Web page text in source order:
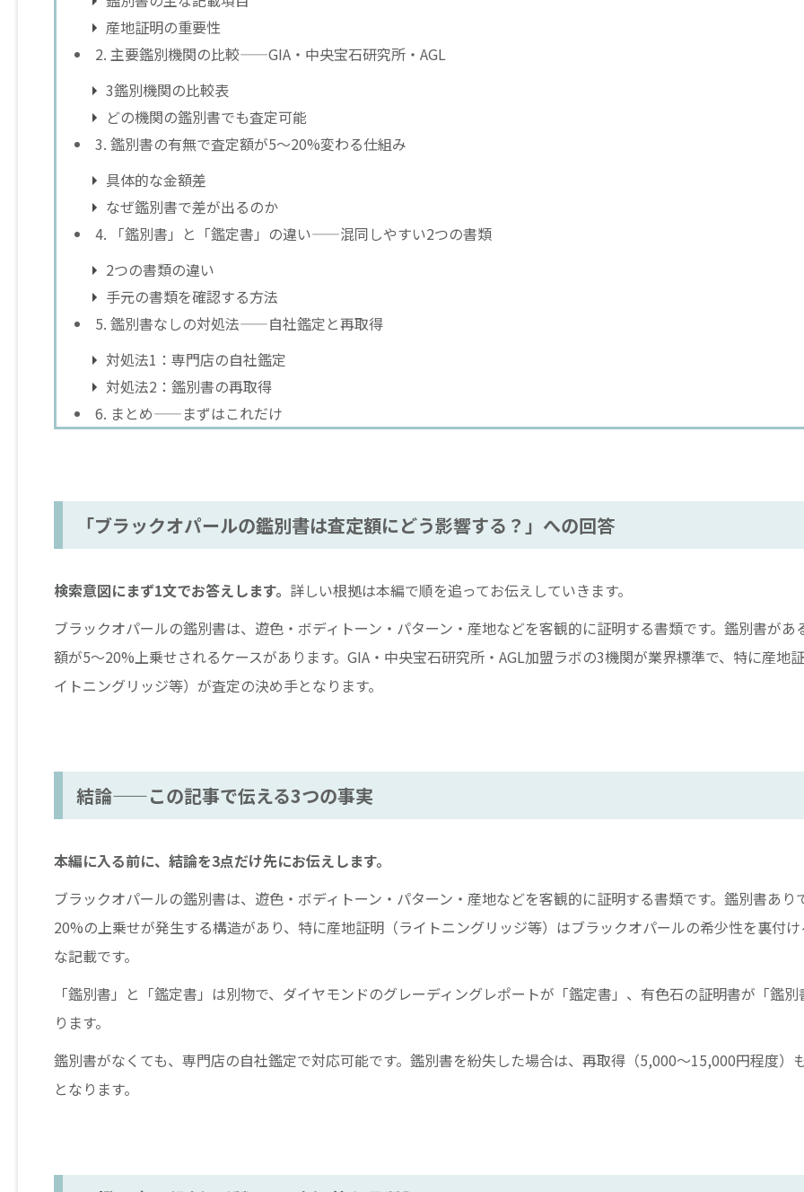
産地証明の重要性
2. 主要鑑別機関の比較——GIA・中央宝石研究所・AGL
3鑑別機関の比較表
どの機関の鑑別書でも査定可能
3. 鑑別書の有無で査定額が5〜20%変わる仕組み
具体的な金額差
なぜ鑑別書で差が出るのか
4. 「鑑別書」と「鑑定書」の違い——混同しやすい2つの書類
2つの書類の違い
手元の書類を確認する方法
5. 鑑別書なしの対処法——自社鑑定と再取得
対処法1：専門店の自社鑑定
対処法2：鑑別書の再取得
6. まとめ——まずはこれだけ
「ブラックオパールの鑑別書は査定額にどう影響する？」への回答
検索意図にまず1文でお答えします。 詳しい根拠は本編で順を追ってお伝えしていきます。
ブラックオパールの鑑別書は、遊色・ボディトーン・パターン・産地などを客観的に証明する書類です。鑑別書があ
額が5〜20%上乗せされるケースがあります。GIA・中央宝石研究所・AGL加盟ラボの3機関が業界標準で、特に産地
イトニングリッジ等）が査定の決め手となります。
結論——この記事で伝える3つの事実
本編に入る前に、結論を3点だけ先にお伝えします。
ブラックオパールの鑑別書は、遊色・ボディトーン・パターン・産地などを客観的に証明する書類です。鑑別書あり
20%の上乗せが発生する構造があり、特に産地証明（ライトニングリッジ等）はブラックオパールの希少性を裏付
な記載です。
「鑑別書」と「鑑定書」は別物で、ダイヤモンドのグレーディングレポートが「鑑定書」、有色石の証明書が「鑑別
ります。
鑑別書がなくても、専門店の自社鑑定で対応可能です。鑑別書を紛失した場合は、再取得（5,000〜15,000円程度）
となります。